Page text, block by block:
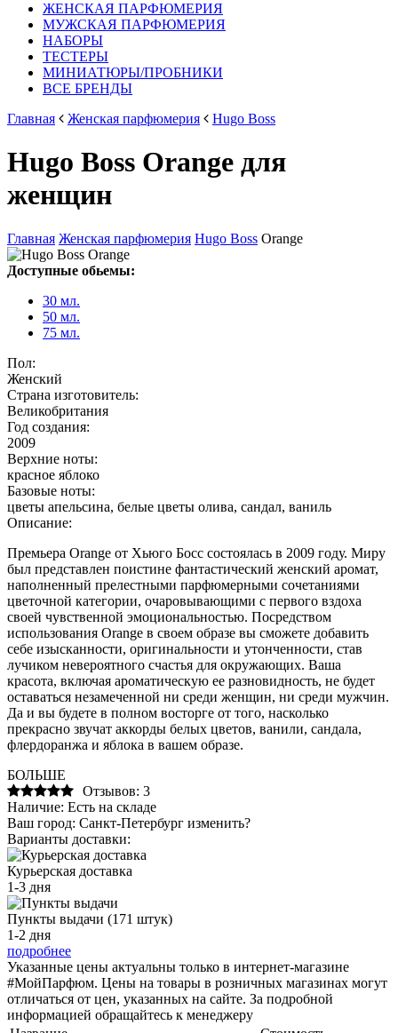
ЖЕНСКАЯ ПАРФЮМЕРИЯ
МУЖСКАЯ ПАРФЮМЕРИЯ
НАБОРЫ
ТЕСТЕРЫ
МИНИАТЮРЫ/ПРОБНИКИ
ВСЕ БРЕНДЫ
Главная
Женская парфюмерия Hugo Boss
Hugo Boss Orange для
женщин
Главная Женская парфюмерия Hugo Boss Orange
Доступные обьемы:
30 мл.
50 мл.
75 мл.
Пол:
Женский
Страна изготовитель:
Великобритания
Год создания:
2009
Верхние ноты:
красное яблоко
Базовые ноты:
цветы апельсина, белые цветы олива, сандал, ваниль
Описание:
Премьера Orange от Хьюго Босс состоялась в 2009 году. Миру
был представлен поистине фантастический женский аромат,
наполненный прелестными парфюмерными сочетаниями
цветочной категории, очаровывающими с первого вздоха
своей чувственной эмоциональностью. Посредством
использования Orange в своем образе вы сможете добавить
себе изысканности, оригинальности и утонченности, став
лучиком невероятного счастья для окружающих. Ваша
красота, включая ароматическую ее разновидность, не будет
оставаться незамеченной ни среди женщин, ни среди мужчин.
Да и вы будете в полном восторге от того, насколько
прекрасно звучат аккорды белых цветов, ванили, сандала,
флердоранжа и яблока в вашем образе.
БОЛЬШЕ
Отзывов: 3
Наличие: Есть на складе
Ваш город: Санкт-Петербург изменить?
Варианты доставки:
Курьерская доставка
1-3 дня
Пункты выдачи (171 штук)
1-2 дня
подробнее
Указанные цены актуальны только в интернет-магазине
#МойПарфюм. Цены на товары в розничных магазинах могут
отличаться от цен, указанных на сайте. За подробной
информацией обращайтесь к менеджеру